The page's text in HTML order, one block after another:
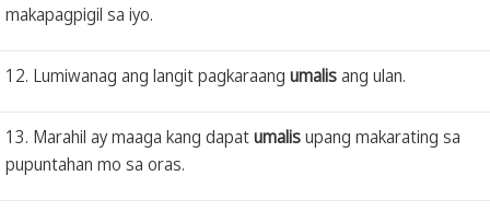
makapagpigil sa iyo.
12. Lumiwanag ang langit pagkaraang umalisang ulan.
13. Marahil ay maaga kang dapatumalisupang makarating sa
pupuntahan mo sa oras.